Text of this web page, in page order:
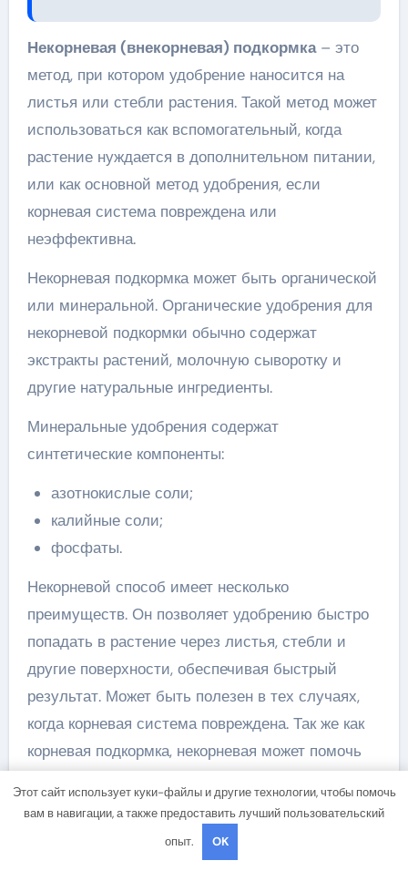
Некорневая (внекорневая) подкормка– это
метод, при котором удобрение наносится на
листья или стебли растения. Такой метод может
использоваться как вспомогательный, когда
растение нуждается в дополнительном питании,
или как основной метод удобрения, если
корневая система повреждена или
неэффективна.
Некорневая подкормка может быть органической
или минеральной. Органические удобрения для
некорневой подкормки обычно содержат
экстракты растений, молочную сыворотку и
другие натуральные ингредиенты.
Минеральные удобрения содержат
синтетические компоненты:
азотнокислые соли;
калийные соли;
фосфаты.
Некорневой способ имеет несколько
преимуществ. Он позволяет удобрению быстро
попадать в растение через листья, стебли и
другие поверхности, обеспечивая быстрый
результат. Может быть полезен в тех случаях,
когда корневая система повреждена. Так же как
корневая подкормка, некорневая может помочь
заболеваний и увеличить урожайность.
Однако, некорневой способ не может заменить
Этот сайт использует куки-файлы и другие технологии, чтобы помочь
вам в навигации, а также предоставить лучший пользовательский
опыт.
OK